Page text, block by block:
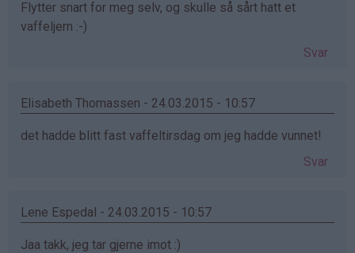
Flytter snart for meg selv, og skulle så sårt hatt et
vaffeljern :-)
Svar
Elisabeth Thomassen - 24.03.2015 - 10:57
det hadde blitt fast vaffeltirsdag om jeg hadde vunnet!
Svar
Lene Espedal - 24.03.2015 - 10:57
Jaa takk, jeg tar gjerne imot :)